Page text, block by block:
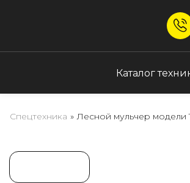
Каталог
Спецтехника » Лесной мульчер модели